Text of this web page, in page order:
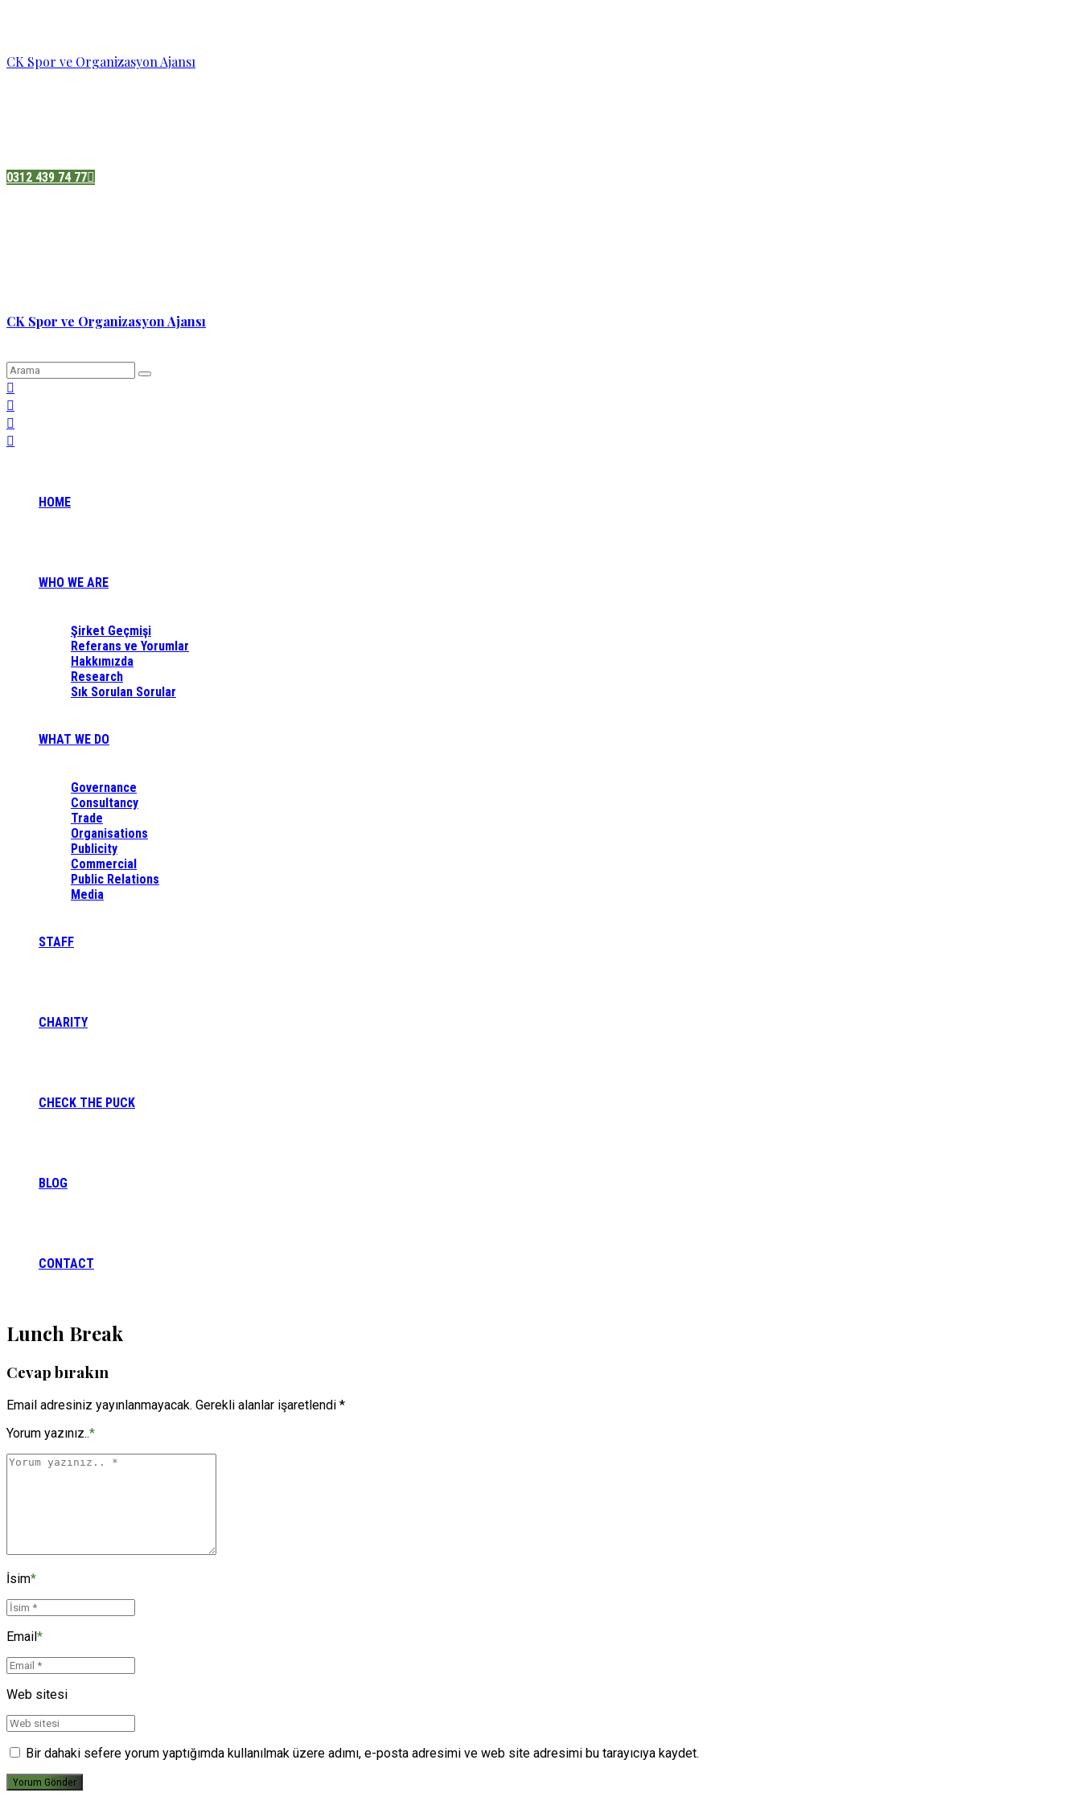
CK Spor ve Organizasyon Ajansı
0312 439 74 77
CK Spor ve Organizasyon Ajansı
HOME
WHO WE ARE
Şirket Geçmişi
Referans ve Yorumlar
Hakkımızda
Research
Sık Sorulan Sorular
WHAT WE DO
Governance
Consultancy
Trade
Organisations
Publicity
Commercial
Public Relations
Media
STAFF
CHARITY
CHECK THE PUCK
BLOG
CONTACT
Lunch Break
Cevap bırakın
Email adresiniz yayınlanmayacak. Gerekli alanlar işaretlendi *
Yorum yazınız..*
İsim*
Email*
Web sitesi
Bir dahaki sefere yorum yaptığımda kullanılmak üzere adımı, e-posta adresimi ve web site adresimi bu tarayıcıya kaydet.
Yorum Gönder